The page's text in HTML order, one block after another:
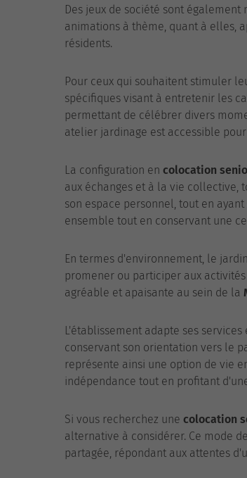
Des jeux de société sont
animations à thème, quant à elles,
résidents.
Pour ceux qui souhaitent stimuler
spécifiques visant à entretenir les
permettant de célébrer divers
atelier jardinage est accessible
La configuration en colocation
aux échanges et à la vie collective,
son espace personnel, tout en
ensemble tout en conservant une
En termes d'environnement, le
promener ou participer aux
agréable et apaisante au sein de la
L'établissement adapte ses
conservant son orientation vers le
représente ainsi une option de vie
indépendance tout en profitant
Si vous recherchez une colocation
alternative à considérer. Ce mode
partagée, répondant aux attentes